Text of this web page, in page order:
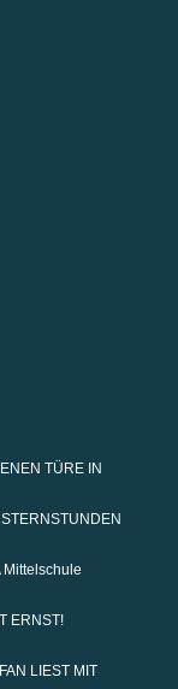
TÜRE IN
ERNST!
LIEST MIT